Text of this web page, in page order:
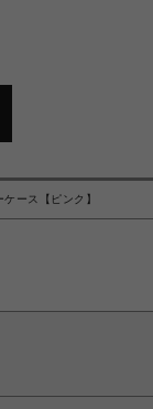
ース【ピンク】